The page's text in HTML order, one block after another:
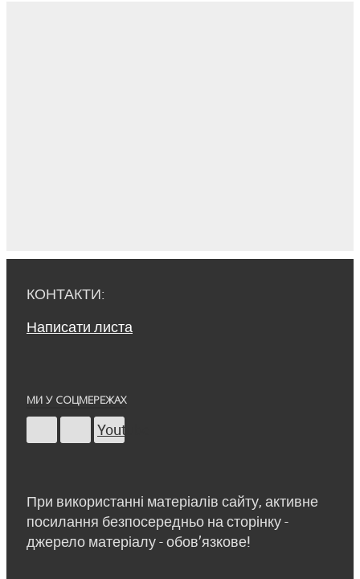
КОНТАКТИ:
Написати листа
МИ У СОЦМЕРЕЖАХ
Youtube
При використанні матеріалів сайту, активне
посилання безпосередньо на сторінку -
джерело матеріалу - обов’язкове!